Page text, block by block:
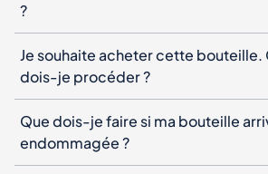
?
Je souhaite acheter cette bouteille.
dois-je procéder ?
Que dois-je faire si ma bouteille
endommagée ?